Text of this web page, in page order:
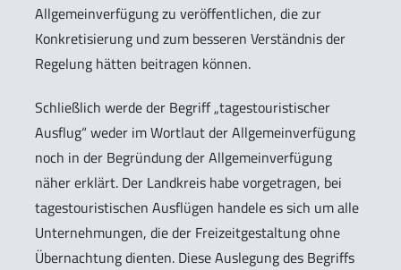
Allgemeinverfügung zu veröffentlichen, die zur
Konkretisierung und zum besseren Verständnis der
Regelung hätten beitragen können.
Schließlich werde der Begriff „tagestouristischer
Ausflug“ weder im Wortlaut der Allgemeinverfügung
noch in der Begründung der Allgemeinverfügung
näher erklärt. Der Landkreis habe vorgetragen, bei
tagestouristischen Ausflügen handele es sich um alle
Unternehmungen, die der Freizeitgestaltung ohne
Übernachtung dienten. Diese Auslegung des Begriffs